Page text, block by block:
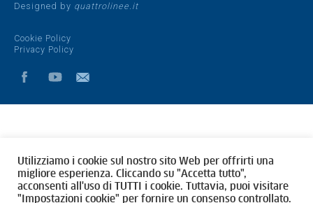
Designed by quattrolinee.it
Cookie Policy
Privacy Policy
Utilizziamo i cookie sul nostro sito Web per offrirti una
migliore esperienza. Cliccando su "Accetta tutto",
acconsenti all'uso di TUTTI i cookie. Tuttavia, puoi visitare
"Impostazioni cookie" per fornire un consenso controllato.